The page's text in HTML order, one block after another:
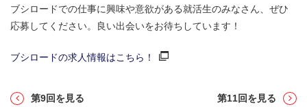
ブシロードでの仕事に興味や意欲がある就活生のみなさん、ぜひ
応募してください。良い出会いをお待ちしています！
ブシロードの求人情報はこちら！
第9回を見る 第11回を見る